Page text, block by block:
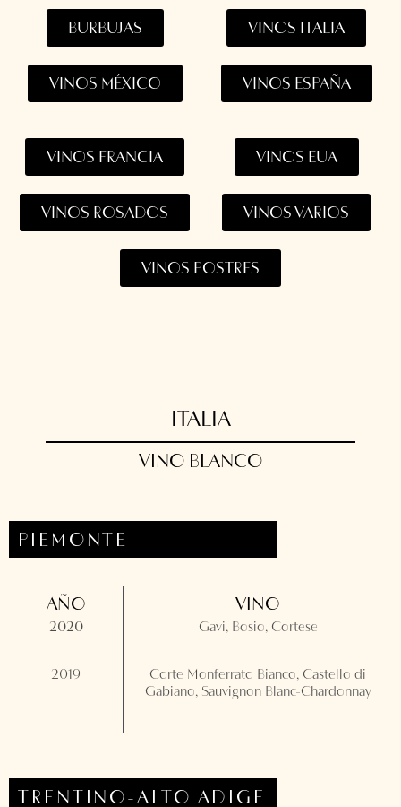
BURBUJAS VINOS ITALIA
VINOS MÉXICO VINOS ESPAÑA
VINOS FRANCIA VINOS EUA
VINOS ROSADOS VINOS VARIOS
VINOS POSTRES
ITALIA
VINO BLANCO
PIEMONTE
AÑO
2020
VINO
Gavi, Bosio, Cortese
2019
Corte Monferrato Bianco, Castello di
Gabiano, Sauvignon Blanc-Chardonnay
TRENTINO-ALTO ADIG E